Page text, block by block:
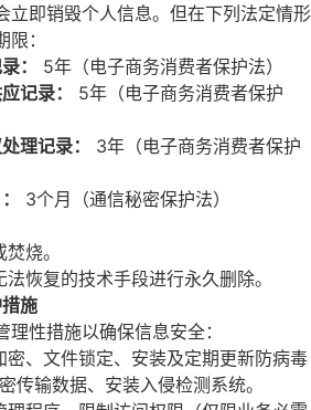
立即销毁个人信息。但在下列法定情形
：
：
5年（电子商务消费者保护法）
应记录：
5年（电子商务消费者保护
理记录：
3年（电子商务消费者保护
3个月（通信秘密保护法）
烧。
法恢复的技术手段进行永久删除。
措施
性措施以确保信息安全：
密、文件锁定、安装及定期更新防病毒
传输数据、安装入侵检测系统。